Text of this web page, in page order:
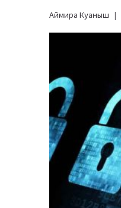
Аймира Куаныш